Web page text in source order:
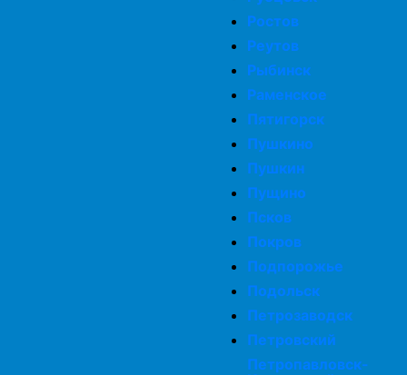
Просушка дома после зимы
Комплексная просушка дома
Просушка подвалов и цоколей
Ростов
Реутов
Рыбинск
Раменское
Пятигорск
Пушкино
Пушкин
Пущино
Псков
Покров
Подпорожье
Подольск
Петрозаводск
Петровский
Петропавловск-